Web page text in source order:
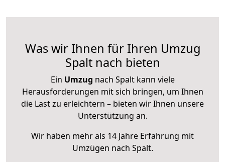
Was wir Ihnen für Ihren Umzug
Spalt nach bieten
Ein Umzug nach Spalt kann viele
Herausforderungen mit sich bringen, um Ihnen
die Last zu erleichtern – bieten wir Ihnen unsere
Unterstützung an.
Wir haben mehr als 14 Jahre Erfahrung mit
Umzügen nach Spalt.